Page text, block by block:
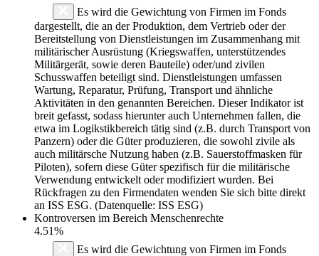
Es wird die Gewichtung von Firmen im Fonds
dargestellt, die an der Produktion, dem Vertrieb oder der
Bereitstellung von Dienstleistungen im Zusammenhang mit
militärischer Ausrüstung (Kriegswaffen, unterstützendes
Militärgerät, sowie deren Bauteile) oder/und zivilen
Schusswaffen beteiligt sind. Dienstleistungen umfassen
Wartung, Reparatur, Prüfung, Transport und ähnliche
Aktivitäten in den genannten Bereichen. Dieser Indikator ist
breit gefasst, sodass hierunter auch Unternehmen fallen, die
etwa im Logikstikbereich tätig sind (z.B. durch Transport von
Panzern) oder die Güter produzieren, die sowohl zivile als
auch militärsche Nutzung haben (z.B. Sauerstoffmasken für
Piloten), sofern diese Güter spezifisch für die militärische
Verwendung entwickelt oder modifiziert wurden. Bei
Rückfragen zu den Firmendaten wenden Sie sich bitte direkt
an ISS ESG. (Datenquelle: ISS ESG)
Kontroversen im Bereich Menschenrechte
4.51%
Es wird die Gewichtung von Firmen im Fonds